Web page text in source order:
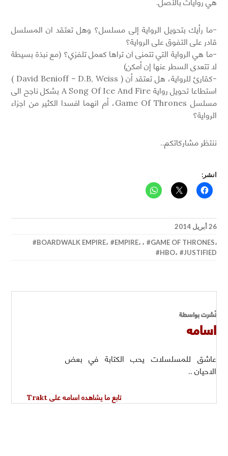
هي روايات بالأصل.
-ما رأيك بتحويل الرواية إلى مسلسل؟ وهل تعتقد ان المسلسل
قادر على التفوق على الرواية؟
-ما هي الرواية التي تتمنى ان تراها كعمل تلفزي؟ (مع نبذة بسيطة
لا تتعدى السطر عنها إن أمكن)
-كقارئ للرواية، هل تعتقد أن ( David Benioff – D.B, Weiss )
استطاعا تحويل رواية A Song Of Ice And Fire بشكل ناجح الى
مسلسل Game Of Thrones، أم انهما افسدا الكثير من اجزاء
الرواية؟
ننتظر مشاركاتكم..
انشر:
26 أبريل 2014
BOARDWALK EMPIRE، EMPIRE، ، GAME OF THRONES،
HBO، JUSTIFIED
نُشرت بواسطة
اسامه
عاشق للمسلسلات يحب الكتابة في بعض
الاحيان ..
تابع ما يشاهده اسامه على Trakt